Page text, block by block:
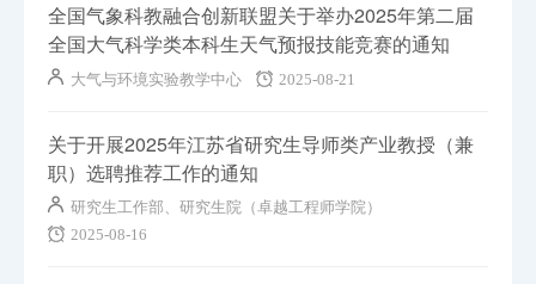
全国气象科教融合创新联盟关于举办2025年第二届
全国大气科学类本科生天气预报技能竞赛的通知
大气与环境实验教学中心 2025-08-21
关于开展2025年江苏省研究生导师类产业教授（兼
职）选聘推荐工作的通知
研究生工作部、研究生院（卓越工程师学院）
2025-08-16